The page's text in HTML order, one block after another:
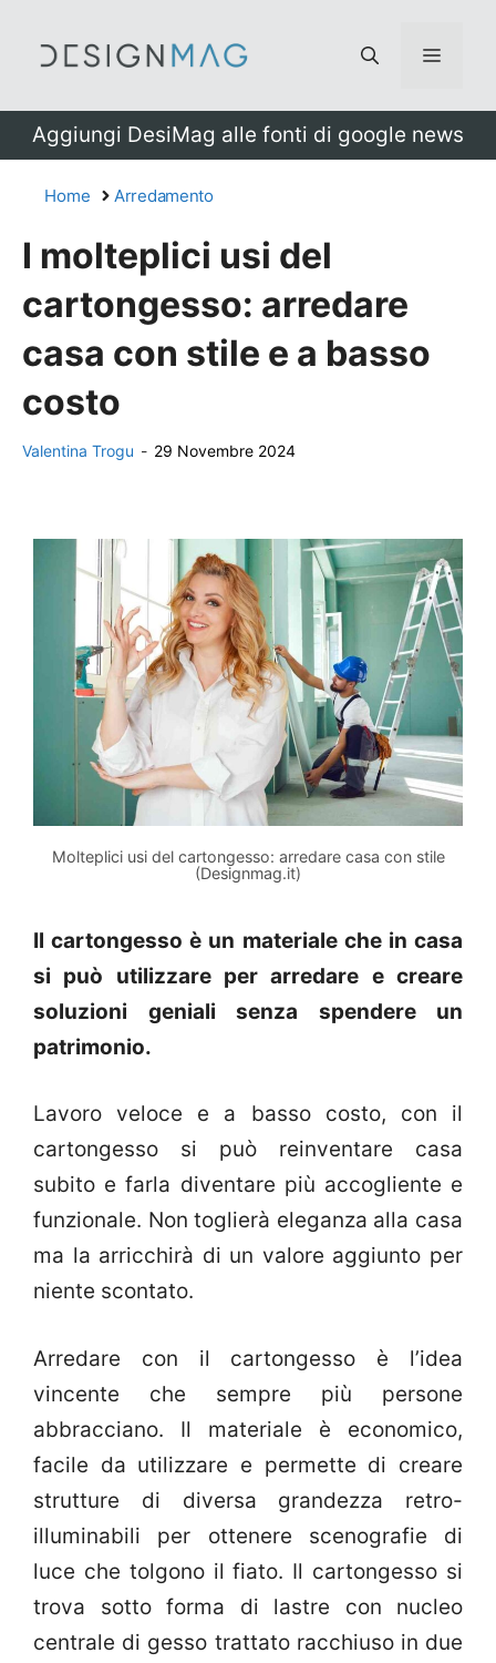
Menu
Aggiungi DesiMag alle fonti di google news
Home Arredamento
I molteplici usi del
cartongesso: arredare
casa con stile e a basso
costo
Valentina Trogu - 29 Novembre 2024
Molteplici usi del cartongesso: arredare casa con stile
(Designmag.it)
Il cartongesso è un materiale che in casa
si può utilizzare per arredare e creare
soluzioni geniali senza spendere un
patrimonio.
Lavoro veloce e a basso costo, con il
cartongesso si può reinventare casa
subito e farla diventare più accogliente e
funzionale. Non toglierà eleganza alla casa
ma la arricchirà di un valore aggiunto per
niente scontato.
Arredare con il cartongesso è l’idea
vincente che sempre più persone
abbracciano. Il materiale è economico,
facile da utilizzare e permette di creare
strutture di diversa grandezza retro-
illuminabili per ottenere scenografie di
luce che tolgono il fiato. Il cartongesso si
trova sotto forma di lastre con nucleo
centrale di gesso trattato racchiuso in due